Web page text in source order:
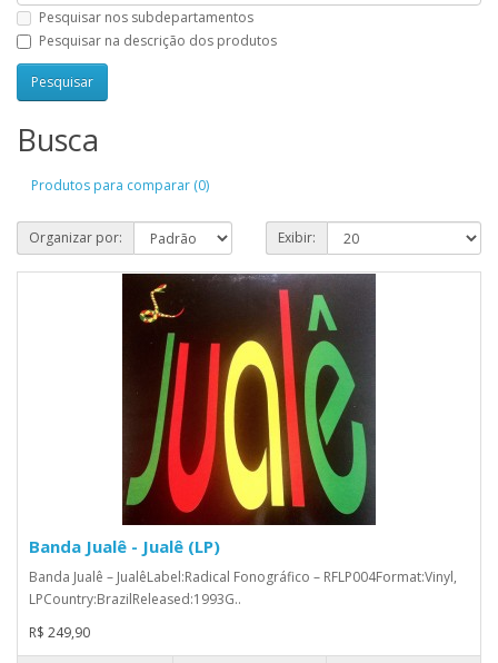
Pesquisar nos subdepartamentos
Pesquisar na descrição dos produtos
Busca
Produtos para comparar (0)
Organizar por: Exibir:
Banda Jualê - Jualê (LP)
Banda Jualê ‎– JualêLabel:Radical Fonográfico ‎– RFLP004Format:Vinyl,
LPCountry:BrazilReleased:1993G..
R$ 249,90